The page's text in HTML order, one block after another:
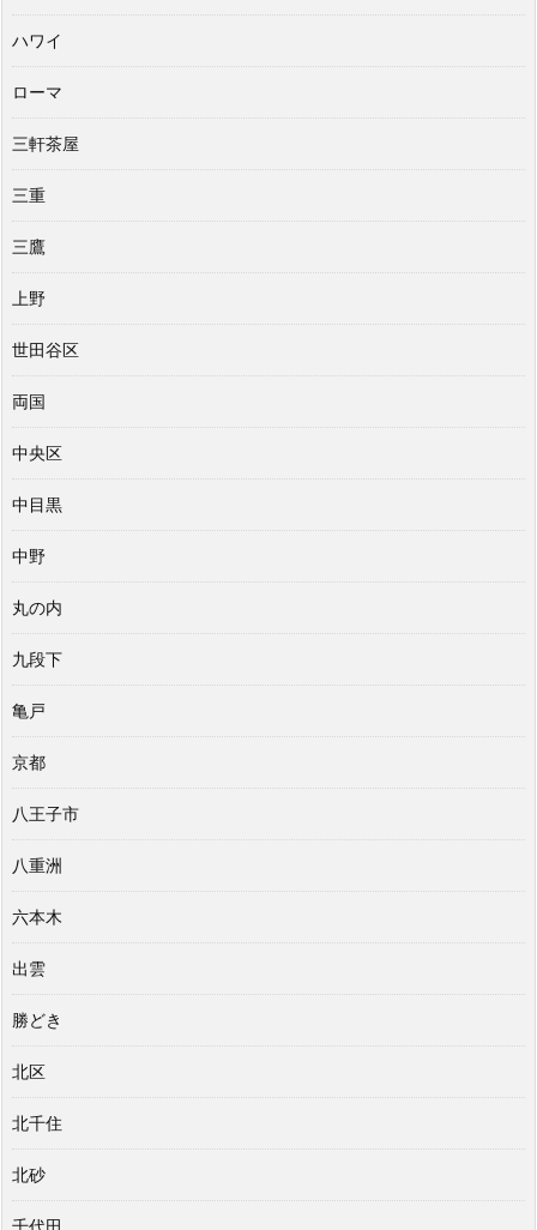
ハワイ
ローマ
三軒茶屋
三重
三鷹
上野
世田谷区
両国
中央区
中目黒
中野
丸の内
九段下
亀戸
京都
八王子市
八重洲
六本木
出雲
勝どき
北区
北千住
北砂
千代田